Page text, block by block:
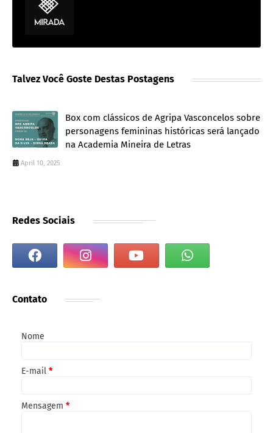
Talvez Você Goste Destas Postagens
Box com clássicos de Agripa Vasconcelos sobre
personagens femininas históricas será lançado
na Academia Mineira de Letras
April 10, 2025
Redes Sociais
Contato
Nome
E-mail *
Mensagem *